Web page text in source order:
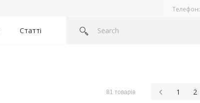
Телефон:
Статті
81 товарів 1 2